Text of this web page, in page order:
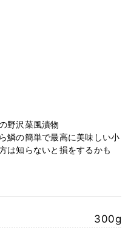
野沢菜風漬物
鱗の簡単で最高に美味しい小
は知らないと損をするかも
300g